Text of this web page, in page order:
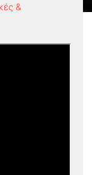
&